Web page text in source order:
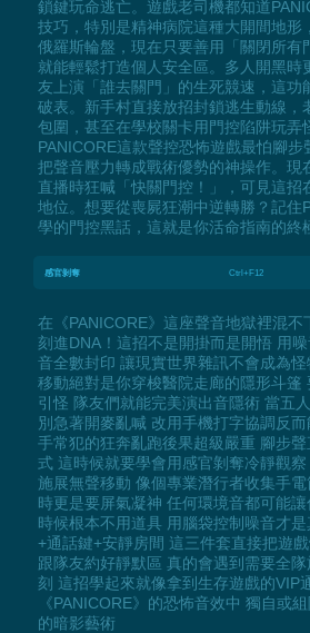
鎖鍵玩命逃亡。遊戲老司機都知道
技巧，特別是精神病院這種大開間地形
俄羅斯輪盤，現在只要善用「關閉所有
就能輕鬆打造個人安全區。多人開黑時
友上演「誰去關門」的生死競速，這功
破表。新手村直接放招封鎖逃生動線，
包圍，甚至在學校關卡用門控陷阱玩弄
PANICORE這款聲控恐怖遊戲最怕腳步
把聲音壓力轉成戰術優勢的神操作。現
直播時狂喊「快關門控！」，可見這招
地位。想要從喪屍狂潮中逆轉勝？記住
學的門控黑話，這就是你活命指南的終
感官剝奪 Ctrl+F12
在《PANICORE》這座聲音地獄裡混不
刻進DNA！這招不是開掛而是開悟 用
音全數封印 讓現實世界雜訊不會成為
移動絕對是你穿梭醫院走廊的隱形斗篷
引怪 隊友們就能完美演出音隱術 當五
別急著開麥亂喊 改用手機打字協調反
手常犯的狂奔亂跑後果超級嚴重 腳步
式 這時候就要學會用感官剝奪冷靜觀
施展無聲移動 像個專業潛行者收集手
時更是要屏氣凝神 任何環境音都可能
時候根本不用道具 用腦袋控制噪音才是
+通話鍵+安靜房間 這三件套直接把遊
跟隊友約好靜默區 真的會遇到需要全
刻 這招學起來就像拿到生存遊戲的VIP
《PANICORE》的恐怖音效中 獨自或
的暗影藝術